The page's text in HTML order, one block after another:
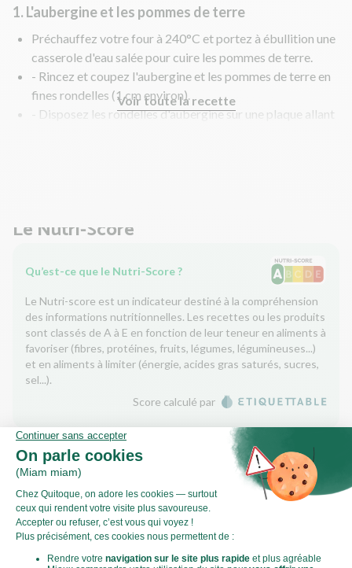
1. L'aubergine et les pommes de terre
Préchauffez votre four à 240°C et portez à ébullition une
casserole d'eau salée pour cuire les pommes de terre.
- Rincez et coupez l'aubergine et les pommes de terre en
fines rondelles (1 cm environ).
- Disposez les rondelles d'aubergine sur une plaque allant
Voir toute la recette
Le Nutri-Score
Qu’est-ce que le Nutri-Score ?
Le Nutri-score est un indicateur destiné à la compréhension
des informations nutritionnelles. Les recettes ou les produits
sont classés de A à E en fonction de leur teneur en aliments à
favoriser (fibres, protéines, fruits, légumes, légumineuses...)
et en aliments à limiter (énergie, acides gras saturés, sucres,
sel...).
Score calculé par
Le Score Carbone
Qu’est-ce que le score carbone ?
C'est un logo qui vous permet de visualiser l’empreinte
carbone de chaque plat et de faire des choix plus éclairés et
toujours aussi gourmands. Plus d'informations